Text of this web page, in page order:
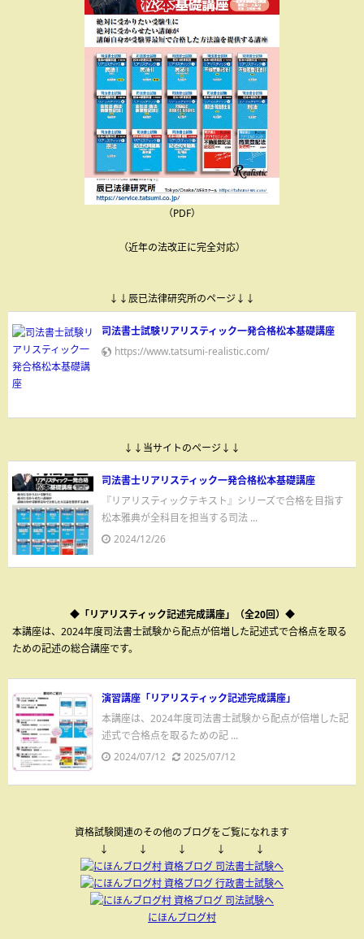
（PDF）
（近年の法改正に完全対応）
↓↓辰已法律研究所のページ↓↓
司法書士試験リアリスティック一発合格松本基礎講座
https://www.tatsumi-realistic.com/
↓↓当サイトのページ↓↓
司法書士リアリスティック一発合格松本基礎講座
『リアリスティックテキスト』シリーズで合格を目指す
松本雅典が全科目を担当する司法 ...
2024/12/26
◆「リアリスティック記述完成講座」（全20回）◆
本講座は、2024年度司法書士試験から配点が倍増した記述式で合格点を取る
ための記述の総合講座です。
演習講座「リアリスティック記述完成講座」
本講座は、2024年度司法書士試験から配点が倍増した記
述式で合格点を取るための記 ...
2024/07/12
2025/07/12
資格試験関連のその他のブログをご覧になれます
↓ ↓ ↓ ↓ ↓
にほんブログ村